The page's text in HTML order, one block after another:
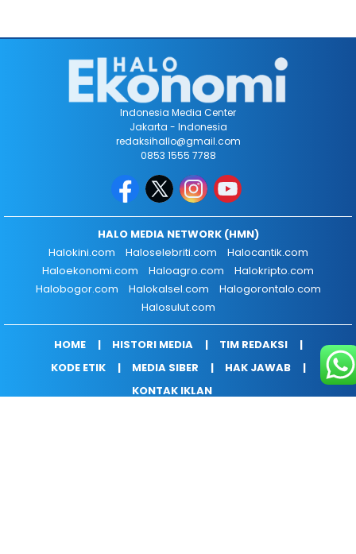
Indonesia Media Center
Jakarta - Indonesia
redaksihallo@gmail.com
0853 1555 7788
HALO MEDIA NETWORK (HMN)
Halokini.com
Haloselebriti.com
Halocantik.com
Haloekonomi.com
Haloagro.com
Halokripto.com
Halobogor.com
Halokalsel.com
Halogorontalo.com
Halosulut.com
HOME HISTORI MEDIA
TIM REDAKSI
KODE ETIK
MEDIA SIBER
HAK JAWAB
KONTAK IKLAN